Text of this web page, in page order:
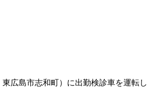
広島市志和町）に出勤検診車を運転し